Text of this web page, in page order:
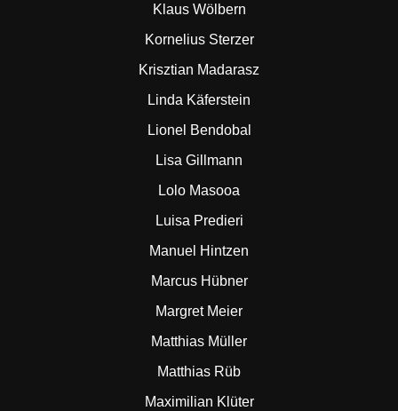
Klaus Wölbern
Kornelius Sterzer
Krisztian Madarasz
Linda Käferstein
Lionel Bendobal
Lisa Gillmann
Lolo Masooa
Luisa Predieri
Manuel Hintzen
Marcus Hübner
Margret Meier
Matthias Müller
Matthias Rüb
Maximilian Klüter